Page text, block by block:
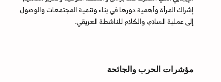
إشراك المرأة وأهمية دورها في بناء وتنمية المجتمعات والوصول
إلى عملية السلام، والكلام للناشطة العريقي.
مؤشرات الحرب والجائحة